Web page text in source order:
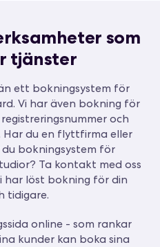
som
tjänster
ett bokningsystem för
Vi har även bokning för
och
du en flyttfirma eller
bokningsystem för
Ta kontakt med oss
har löst bokning för din
tidigare.
online - som rankar
kunder kan boka sina